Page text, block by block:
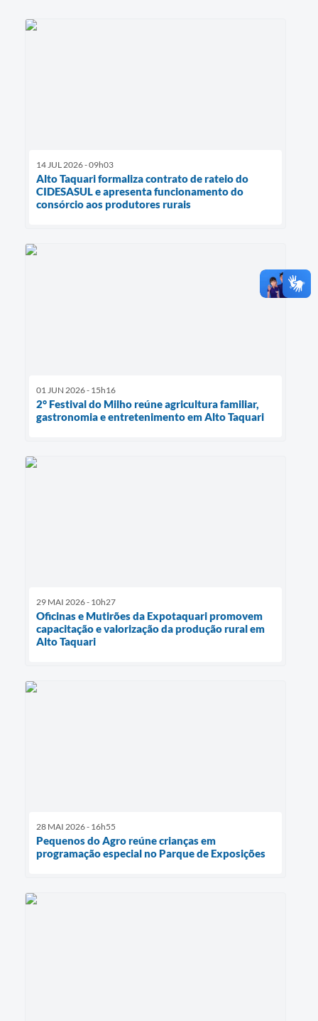
14 JUL 2026 - 09h03
Alto Taquari formaliza contrato de rateio do
CIDESASUL e apresenta funcionamento do
consórcio aos produtores rurais
01 JUN 2026 - 15h16
2° Festival do Milho reúne agricultura familiar,
gastronomia e entretenimento em Alto Taquari
29 MAI 2026 - 10h27
Oficinas e Mutirões da Expotaquari promovem
capacitação e valorização da produção rural em
Alto Taquari
28 MAI 2026 - 16h55
Pequenos do Agro reúne crianças em
programação especial no Parque de Exposições